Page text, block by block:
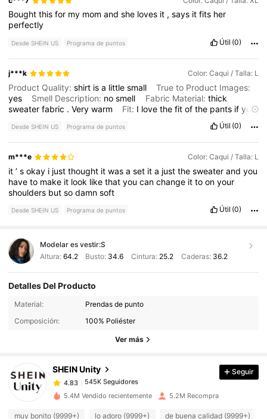
encontrar aqu íes ísimascosasque
valelapenacompraraquí,graciasyte loagradezcosiempre
Boughtthisfor my momandshe loves it ,says itfits her
perfectly
Desde SHEIN US Programa de puntos Útil (0)
j***k Color: Caqui / Talla: L
Product Quality:shirt isa littlesmall
True to Product Images:
yes
Smell Description: nosmell Fabric Material: thick
sweaterfabric .Verywarm Fit: I lovethefitofthe pants ifyou
will
holes
Desde SHEIN US Programa de puntos Útil (0)
m***e Color: Caqui / Talla: L
it’sokay i justthought itwasaset ita justthesweaterandyou
haveto make it look likethatyoucanchange ittoonyour
shoulders butsodamnsoft
Desde SHEIN US Programa de puntos Útil (0)
Modelar es vestir:S
Altura: 64.2 Busto: 34.6 Cintura: 25.2 Caderas: 36.2
Detalles Del Producto
Material:
Prendas de punto
Composición:
100% Poliéster
Ver más
SHEIN Unity
545K Seguidores
545K Seguidores
4.83
545K Seguidores
n***t
pagóHace 11 horas
4.83 545K Seguidores
Seguir
5.4M Vendido recientemente 5.2M Recompra
muy bonito (9999+) lo adoro (9999+) de buena calidad (9999+)